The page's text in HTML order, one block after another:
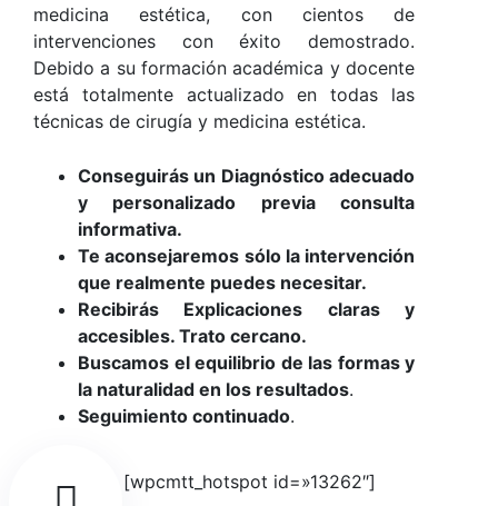
medicina estética, con cientos de
intervenciones con éxito demostrado.
Debido a su formación académica y docente
está totalmente actualizado en todas las
técnicas de cirugía y medicina estética.
Conseguirás un Diagnóstico adecuado
y personalizado previa consulta
informativa.
Te aconsejaremos sólo la intervención
que realmente puedes necesitar.
Recibirás Explicaciones claras y
accesibles. Trato cercano.
Buscamos el equilibrio de las formas y
la naturalidad en los resultados.
Seguimiento continuado.
[wpcmtt_hotspot id=»13262″]